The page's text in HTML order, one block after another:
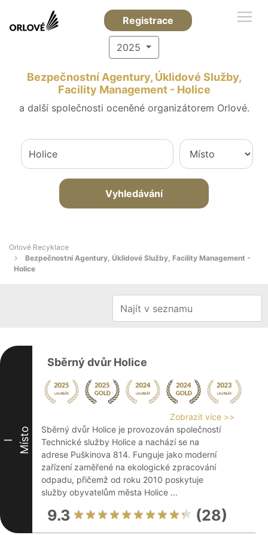
Registrace
2025
Bezpečnostní Agentury, Úklidové Služby,
Facility Management - Holice
a další společnosti oceněné organizátorem Orlové.
Vyhledávání
Orlové Recyklace
Bezpečnostní Agentury, Úklidové Služby, Facility Management -
Holice
I Místo
Sběrný dvůr Holice
Zobrazit více >>
Sběrný dvůr Holice je provozován společností
Technické služby Holice a nachází se na
adrese Puškinova 814. Funguje jako moderní
zařízení zaměřené na ekologické zpracování
odpadu, přičemž od roku 2010 poskytuje
služby obyvatelům města Holice ...
9.3 (28)